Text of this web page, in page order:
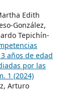
Edith
González,
Tepichín-
años de edad
por las
1 (2024)
Arturo